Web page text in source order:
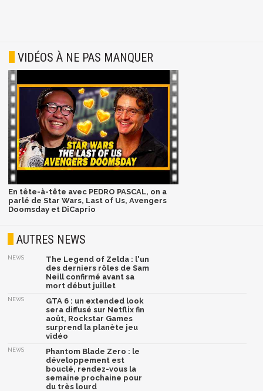
VIDÉOS À NE PAS MANQUER
En tête-à-tête avec PEDRO PASCAL, on a
parlé de Star Wars, Last of Us, Avengers
Doomsday et DiCaprio
AUTRES NEWS
NEWS
The Legend of Zelda : l'un
des derniers rôles de Sam
Neill confirmé avant sa
mort début juillet
NEWS
GTA 6 : un extended look
sera diffusé sur Netflix fin
août, Rockstar Games
surprend la planète jeu
vidéo
NEWS
Phantom Blade Zero : le
développement est
bouclé, rendez-vous la
semaine prochaine pour
du très lourd